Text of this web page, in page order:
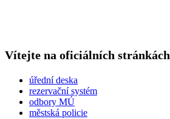
Vítejte na oficiálních stránkách
úřední deska
rezervační systém
odbory MÚ
městská policie